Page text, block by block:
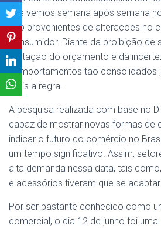
que vemos semana após semana
são provenientes de alterações no
consumidor. Diante da proibição de
limitação do orçamento e da
comportamentos tão consolidados
mais a regra.
A pesquisa realizada com base no
capaz de mostrar novas formas de
indicar o futuro do comércio no
um tempo significativo. Assim,
alta demanda nessa data, tais
e acessórios tiveram que se adaptar.
Por ser bastante conhecido como
comercial, o dia 12 de junho foi